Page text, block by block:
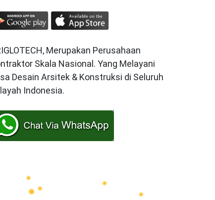
Merupakan Perusahaan
Skala Nasional. Yang Melayani
Desain Arsitek & Konstruksi di Seluruh
Indonesia.